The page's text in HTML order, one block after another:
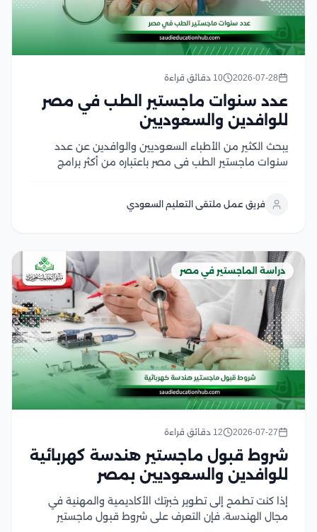
2026-07-28 10 دقائق قراءة
عدد سنوات ماجستير الطب في مصر
للوافدين والسعوديين
يبحث الكثير من الأطباء السعوديين والوافدين عن عدد
سنوات ماجستير الطب في مصر باعتباره من أكثر برامج
كما يهتم الأطباء بمعرفة مدة دراسة الماجستير في...
فريق عمل ملتقى التعليم السعودي
دراسة الماجستير في مصر
2026-07-27 12 دقائق قراءة
شروط قبول ماجستير هندسة كهربائية
للوافدين والسعوديين بمصر
إذا كنت تطمح إلى تطوير خبرتك الأكاديمية والمهنية في
مجال الهندسة، فإن التعرف على شروط قبول ماجستير